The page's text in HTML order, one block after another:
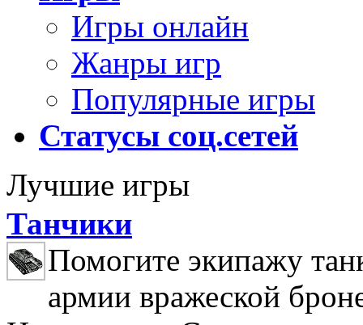
Игры онлайн
Жанры игр
Популярные игры
Статусы соц.сетей
Лучшие игры
Танчики
Помогите экипажу
армии вражеской